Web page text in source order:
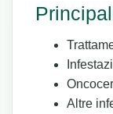
Altre